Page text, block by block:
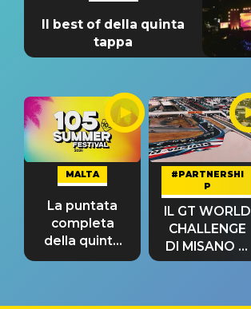
Il best of della quinta
tappa
MALTA
La puntata
completa
della quinta
tappa
#PARTNERSHI
P
IL GT WORLD
CHALLENGE
DI MISANO si
riconferma